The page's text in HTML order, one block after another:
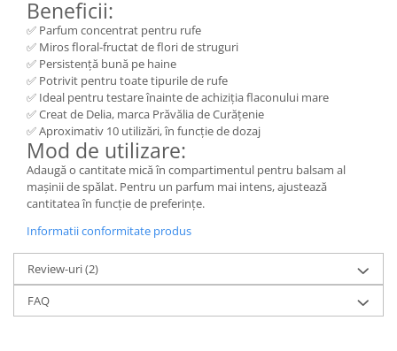
Beneficii:
✅ Parfum concentrat pentru rufe
✅ Miros floral-fructat de flori de struguri
✅ Persistență bună pe haine
✅ Potrivit pentru toate tipurile de rufe
✅ Ideal pentru testare înainte de achiziția flaconului mare
✅ Creat de Delia, marca Prăvălia de Curățenie
✅ Aproximativ 10 utilizări, în funcție de dozaj
Mod de utilizare:
Adaugă o cantitate mică în compartimentul pentru balsam al
mașinii de spălat. Pentru un parfum mai intens, ajustează
cantitatea în funcție de preferințe.
Informatii conformitate produs
Review-uri(2)
FAQ